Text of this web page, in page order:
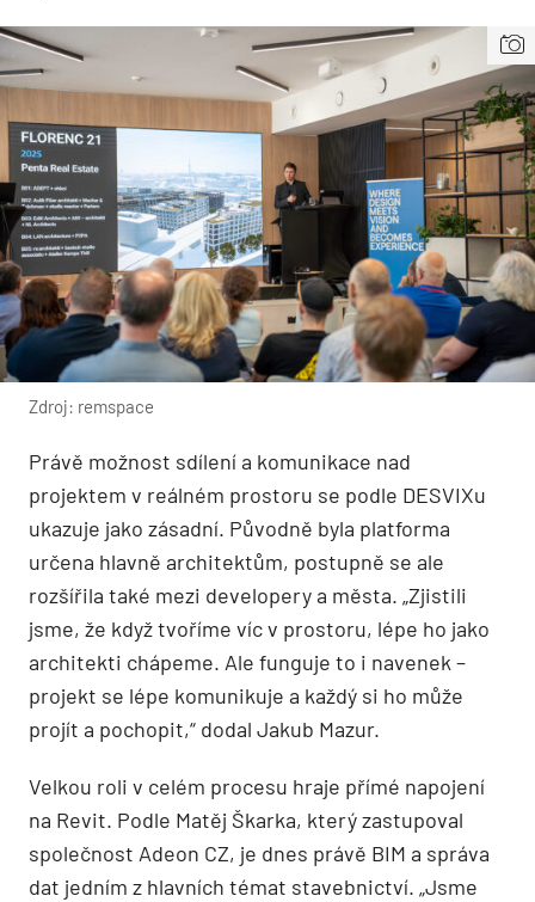
Zdroj: remspace
Právě možnost sdílení a komunikace nad
projektem v reálném prostoru se podle DESVIXu
ukazuje jako zásadní. Původně byla platforma
určena hlavně architektům, postupně se ale
rozšířila také mezi developery a města. „Zjistili
jsme, že když tvoříme víc v prostoru, lépe ho jako
architekti chápeme. Ale funguje to i navenek –
projekt se lépe komunikuje a každý si ho může
projít a pochopit,“ dodal Jakub Mazur.
Velkou roli v celém procesu hraje přímé napojení
na Revit. Podle Matěj Škarka, který zastupoval
společnost Adeon CZ, je dnes právě BIM a správa
dat jedním z hlavních témat stavebnictví. „Jsme